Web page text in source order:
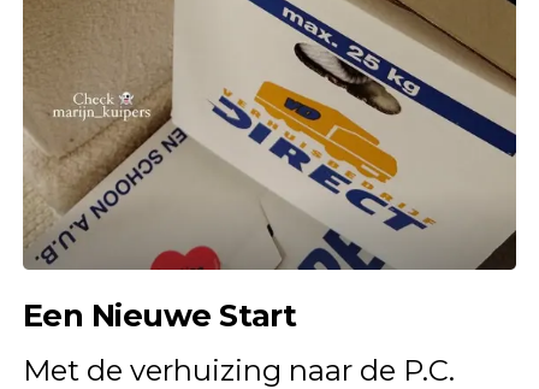
Een Nieuwe Start
Met de verhuizing naar de P.C.